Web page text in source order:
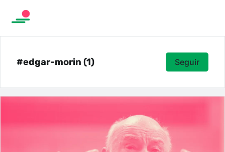
#edgar-morin (1) Seguir